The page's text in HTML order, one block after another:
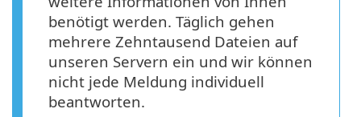
benötigt werden. Täglich gehen
mehrere Zehntausend Dateien auf
unseren Servern ein und wir können
nicht jede Meldung individuell
beantworten.